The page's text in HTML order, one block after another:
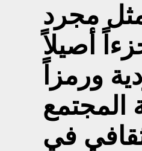
مجرد
أصيلاً
ورمزاً
في